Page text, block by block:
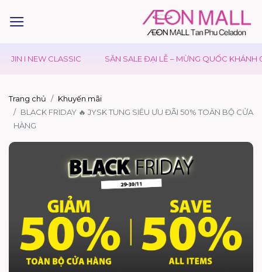
JIN I NEW CLASSIC SĂN SALE ĐẠI LỄ – MỪNG QUỐC KHÁNH
Trang chủ
Khuyến mãi
BLACK FRIDAY 🔥 JYSK TUNG SIÊU ƯU ĐÃI 50% TOÀN BỘ CỬA
HÀNG